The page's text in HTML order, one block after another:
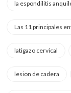
la espondilitis
Las 11 principales
latigazo cervical
lesion de cadera